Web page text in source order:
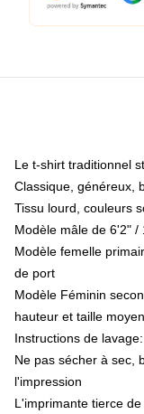
Le t-shirt traditionnel
Classique, généreux,
Tissu lourd, couleurs
Modèle mâle de 6'2" /
Modèle femelle
de port
Modèle Féminin
hauteur et taille
Instructions de
Ne pas sécher à sec,
l'impression
L'imprimante tierce